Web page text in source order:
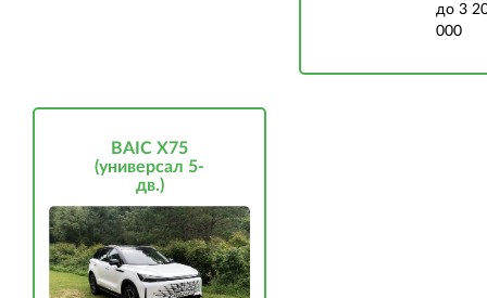
до 3
000
BAIC X75
(универсал 5-
дв.)